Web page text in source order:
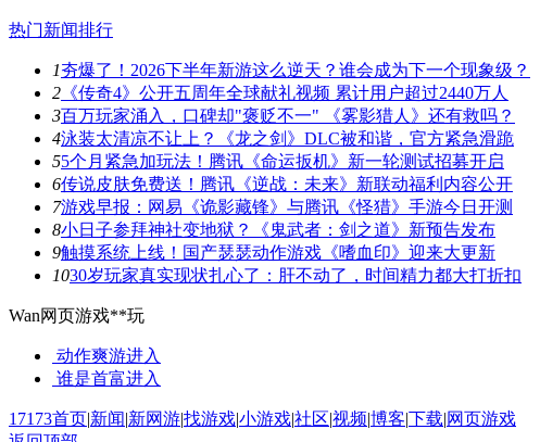
热门新闻排行
1夯爆了！2026下半年新游这么逆天？谁会成为下一个现象级？
2 《传奇4》公开五周年全球献礼视频 累计用户超过2440万人
3百万玩家涌入，口碑却"褒贬不一" 《雾影猎人》还有救吗？
4泳装太清凉不让上？《龙之剑》DLC被和谐，官方紧急滑跪
55个月紧急加玩法！腾讯《命运扳机》新一轮测试招募开启
6传说皮肤免费送！腾讯《逆战：未来》新联动福利内容公开
7游戏早报：网易《诡影藏锋》与腾讯《怪猎》手游今日开测
8小日子参拜神社变地狱？《鬼武者：剑之道》新预告发布
9触摸系统上线！国产瑟瑟动作游戏《嗜血印》迎来大更新
1030岁玩家真实现状扎心了：肝不动了，时间精力都大打折扣
Wan网页游戏**玩
动作爽游进入
谁是首富进入
17173首页|新闻|新网游|找游戏|小游戏|社区|视频|博客|下载|网页游戏